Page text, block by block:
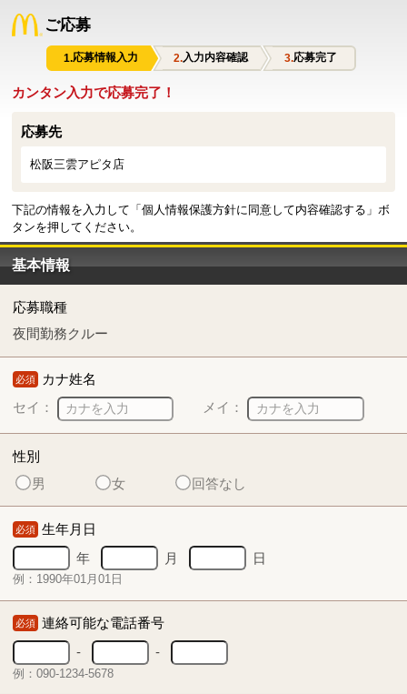
ご応募
応募情報入力 入力内容確認 応募完了
カンタン入力で応募完了！
応募先
松阪三雲アピタ店
下記の情報を入力して「個人情報保護方針に同意して内容確認する」ボ
タンを押してください。
基本情報
応募職種
夜間勤務クルー
必須 カナ姓名
セイ：
メイ：
性別
男
女 回答なし
必須 生年月日
年
月 日
例：1990年01月01日
必須 連絡可能な電話番号
-
-
例：090-1234-5678